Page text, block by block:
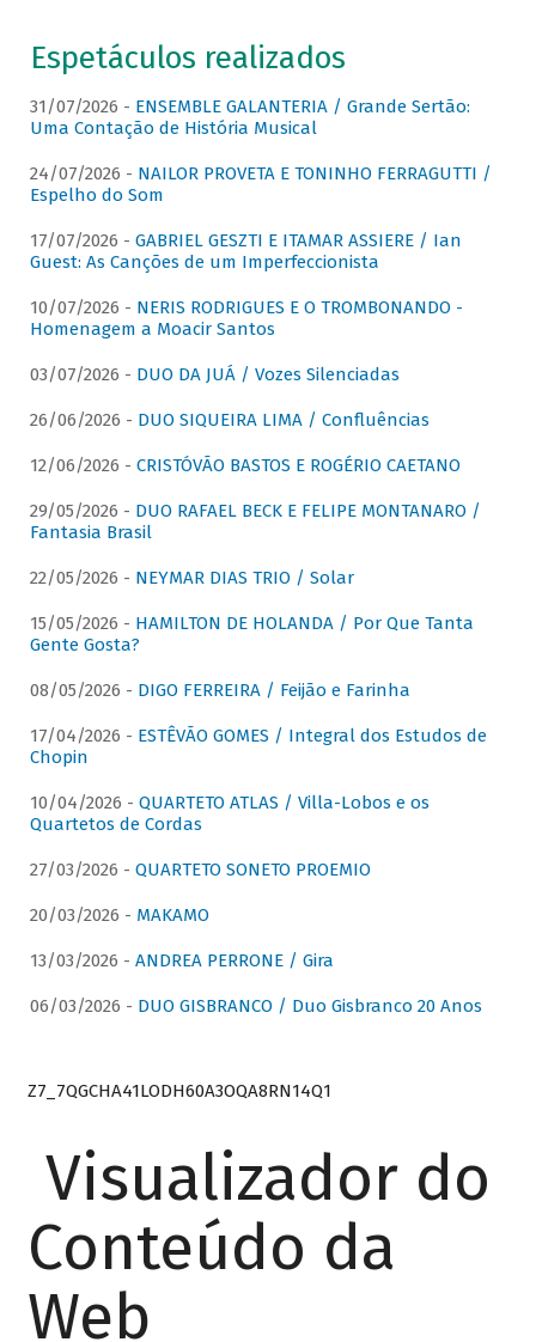
Espetáculos realizados
31/07/2026 - ENSEMBLE GALANTERIA / Grande Sertão:
Uma Contação de História Musical
24/07/2026 - NAILOR PROVETA E TONINHO FERRAGUTTI /
Espelho do Som
17/07/2026 - GABRIEL GESZTI E ITAMAR ASSIERE / Ian
Guest: As Canções de um Imperfeccionista
10/07/2026 - NERIS RODRIGUES E O TROMBONANDO -
Homenagem a Moacir Santos
03/07/2026 - DUO DA JUÁ / Vozes Silenciadas
26/06/2026 - DUO SIQUEIRA LIMA / Confluências
12/06/2026 - CRISTÓVÃO BASTOS E ROGÉRIO CAETANO
29/05/2026 - DUO RAFAEL BECK E FELIPE MONTANARO /
Fantasia Brasil
22/05/2026 - NEYMAR DIAS TRIO / Solar
15/05/2026 - HAMILTON DE HOLANDA / Por Que Tanta
Gente Gosta?
08/05/2026 - DIGO FERREIRA / Feijão e Farinha
17/04/2026 - ESTÊVÃO GOMES / Integral dos Estudos de
Chopin
10/04/2026 - QUARTETO ATLAS / Villa-Lobos e os
Quartetos de Cordas
27/03/2026 - QUARTETO SONETO PROEMIO
20/03/2026 - MAKAMO
13/03/2026 - ANDREA PERRONE / Gira
06/03/2026 - DUO GISBRANCO / Duo Gisbranco 20 Anos
Z7_7QGCHA41LODH60A3OQA8RN14Q1
Visualizador do
Conteúdo da
Web